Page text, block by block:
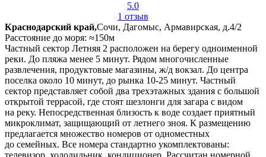
5.0
1 отзыв
Краснодарский край,Сочи, Дагомыс, Армавирская, д.4/2
Расстояние до моря: ≈150м
Частный сектор Летняя 2 расположен на берегу одноименной
реки. До пляжа менее 5 минут. Рядом многочисленные
развлечения, продуктовые магазины, ж/д вокзал. До центра
поселка около 10 минут, до рынка 10-25 минут. Частный
сектор представляет собой два трехэтажных здания с большой
открытой террасой, где стоят шезлонги для загара с видом
на реку. Непосредственная близость к воде создает приятный
микроклимат, защищающий от летнего зноя. К размещению
предлагается множество номеров от одноместных
до семейных. Все номера стандартно укомплектованы: